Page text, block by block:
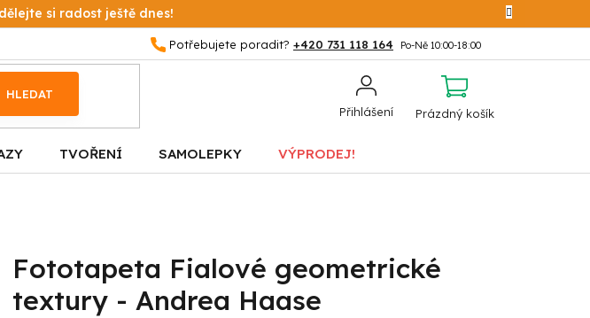
si radost ještě dnes!
+420 731 118 164
Přihlášení
HLEDAT
NÁKUPNÍ
Prázdný košík
TVOŘENÍ SAMOLEPKY VÝPRODEJ!
Fototapeta Fialové geometrické
textury - Andrea Haase